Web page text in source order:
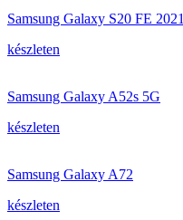
Samsung Galaxy S20 FE 2021
készleten
Samsung Galaxy A52s 5G
készleten
Samsung Galaxy A72
készleten